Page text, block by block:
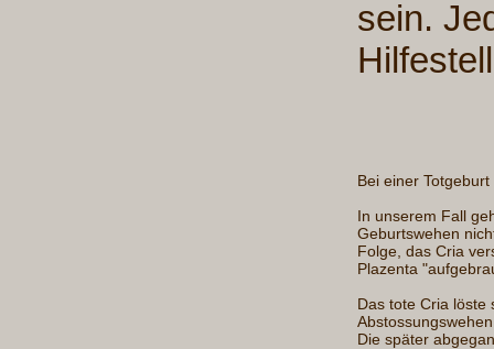
sein.
Bei einer
In unserem Fall
Geburtswehen
Folge, das Cria
Plazenta
Das tote Cria löste
Die später